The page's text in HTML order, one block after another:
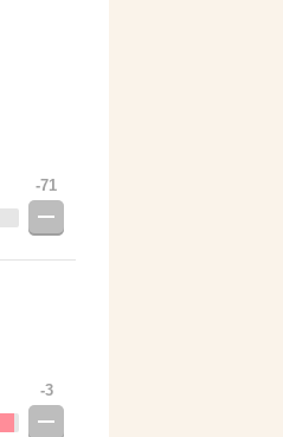
-71
-3